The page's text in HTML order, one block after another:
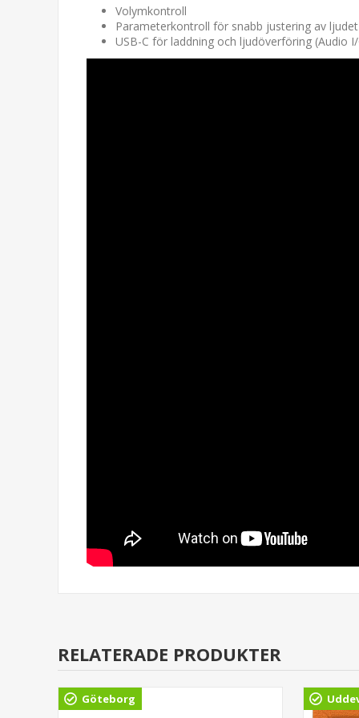
Volymkontroll
Parameterkontroll för snabb justering av ljudet
USB-C för laddning och ljudöverföring (Audio
RELATERADE PRODUKTER
Göteborg